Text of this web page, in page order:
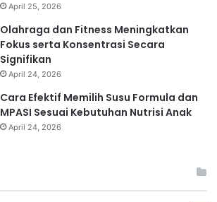
April 25, 2026
Olahraga dan Fitness Meningkatkan
Fokus serta Konsentrasi Secara
Signifikan
April 24, 2026
Cara Efektif Memilih Susu Formula dan
MPASI Sesuai Kebutuhan Nutrisi Anak
April 24, 2026